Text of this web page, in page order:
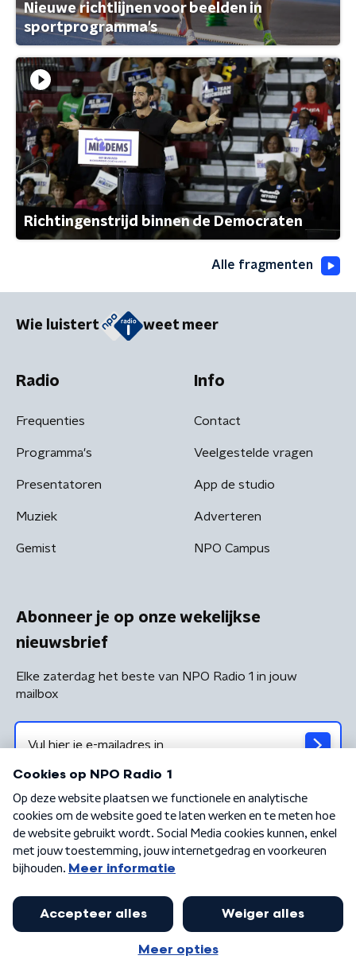
Nieuwe richtlijnen voor beelden in
sportprogramma's
Richtingenstrijd binnen de Democraten
Alle fragmenten
Wie luistert weet meer
Radio
Frequenties
Programma's
Presentatoren
Muziek
Gemist
Info
Contact
Veelgestelde vragen
App de studio
Adverteren
NPO Campus
Abonneer je op onze wekelijkse
nieuwsbrief
Elke zaterdag het beste van NPO Radio 1 in jouw
mailbox
Algemene voorwaarden